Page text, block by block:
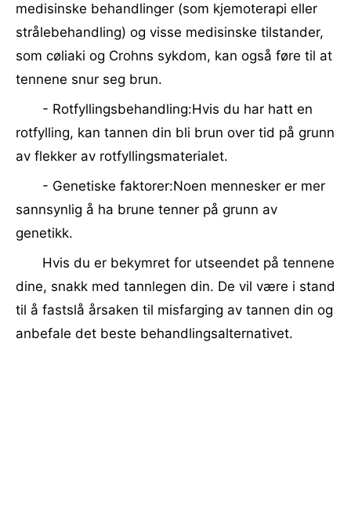
medisinske behandlinger (som kjemoterapi eller
strålebehandling) og visse medisinske tilstander,
som cøliaki og Crohns sykdom, kan også føre til at
tennene snur seg brun.
- Rotfyllingsbehandling:Hvis du har hatt en
rotfylling, kan tannen din bli brun over tid på grunn
av flekker av rotfyllingsmaterialet.
- Genetiske faktorer:Noen mennesker er mer
sannsynlig å ha brune tenner på grunn av
genetikk.
Hvis du er bekymret for utseendet på tennene
dine, snakk med tannlegen din. De vil være i stand
til å fastslå årsaken til misfarging av tannen din og
anbefale det beste behandlingsalternativet.